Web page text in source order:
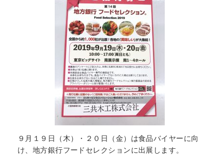
９月１９日（木）・２０日（金）は食品バイヤーに向
け、地方銀行フードセレクションに出展します。